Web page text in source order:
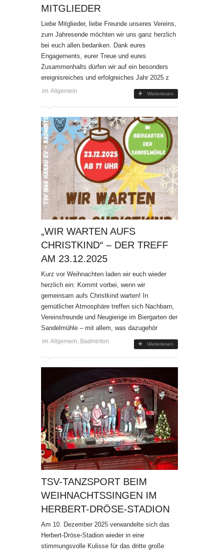
ITGLIEDER
Liebe Mitglieder, liebe Freunde unseres Vereins,
zum Jahresende möchten wir uns ganz herzlich
bei euch allen bedanken. Dank eures
Engagements, eurer Treue und eures
Zusammenhalts dürfen wir auf ein besonders
ereignisreiches und erfolgreiches Jahr 2025 z
im Allgemein Weiterlesen
„WIR WARTEN AUFS
CHRISTKIND“ – DER TREFF
AM 23.12.2025
Kurz vor Weihnachten laden wir euch wieder
herzlich ein: Kommt vorbei, wenn wir
gemeinsam aufs Christkind warten! In
gemütlicher Atmosphäre treffen sich Nachbarn,
Vereinsfreunde und Neugierige im Biergarten der
Sandelmühle – mit allem, was dazugehör
im Allgemein, Badminton Weiterlesen
TSV-TANZSPORT BEIM
WEIHNACHTSSINGEN IM
HERBERT-DRÖSE-STADION
Am 10. Dezember 2025 verwandelte sich das
Herbert-Dröse-Stadion wieder in eine
stimmungsvolle Kulisse für das dritte große